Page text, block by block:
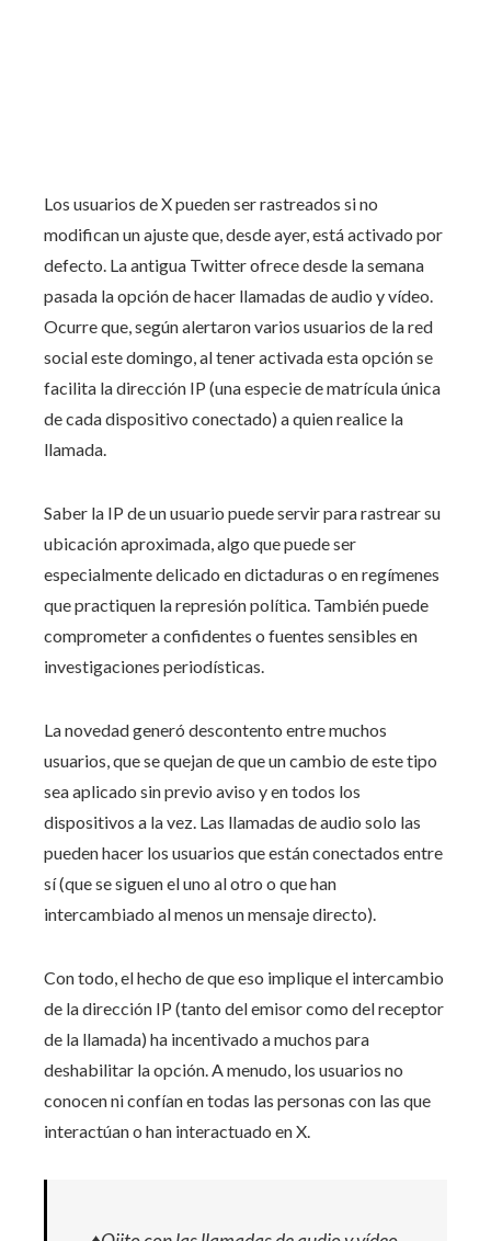
Los usuarios de X pueden ser rastreados si no
modifican un ajuste que, desde ayer, está activado por
defecto. La antigua Twitter ofrece desde la semana
pasada la opción de hacer llamadas de audio y vídeo.
Ocurre que, según alertaron varios usuarios de la red
social este domingo, al tener activada esta opción se
facilita la dirección IP (una especie de matrícula única
de cada dispositivo conectado) a quien realice la
llamada.
Saber la IP de un usuario puede servir para rastrear su
ubicación aproximada, algo que puede ser
especialmente delicado en dictaduras o en regímenes
que practiquen la represión política. También puede
comprometer a confidentes o fuentes sensibles en
investigaciones periodísticas.
La novedad generó descontento entre muchos
usuarios, que se quejan de que un cambio de este tipo
sea aplicado sin previo aviso y en todos los
dispositivos a la vez. Las llamadas de audio solo las
pueden hacer los usuarios que están conectados entre
sí (que se siguen el uno al otro o que han
intercambiado al menos un mensaje directo).
Con todo, el hecho de que eso implique el intercambio
de la dirección IP (tanto del emisor como del receptor
de la llamada) ha incentivado a muchos para
deshabilitar la opción. A menudo, los usuarios no
conocen ni confían en todas las personas con las que
interactúan o han interactuado en X.